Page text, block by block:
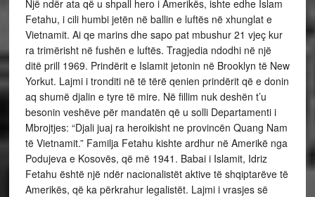
Një ndër ata që u shpall hero i Amerikës, ishte edhe Islam
Fetahu, i cili humbi jetën në ballin e luftës në xhunglat e
Vietnamit. Ai qe marins dhe sapo pat mbushur 21 vjeç kur
ra trimërisht në fushën e luftës. Tragjedia ndodhi në një
ditë prill 1969. Prindërit e Islamit jetonin në Brooklyn të New
Yorkut. Lajmi i tronditi në të tërë qenien prindërit që e donin
aq shumë djalin e tyre të mire. Në fillim nuk deshën t’u
besonin veshëve për mandatën që u solli Departamenti i
Mbrojtjes: “Djali juaj ra heroikisht ne provincën Quang Nam
të Vietnamit.” Familja Fetahu kishte ardhur në Amerikë nga
Podujeva e Kosovës, që më 1941. Babai i Islamit, Idriz
Fetahu është një ndër nacionalistët aktive të shqiptarëve të
Amerikës, që ka përkrahur legalistët. Lajmi i vrasjes së